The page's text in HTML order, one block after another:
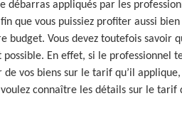
débarras appliqués par les
que vous puissiez profiter aussi
budget. Vous devez toutefois savoir
En effet, si le professionnel
vos biens sur le tarif qu’il
connaître les détails sur le tarif